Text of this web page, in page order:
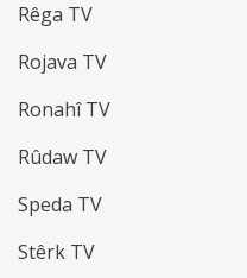
Rêga TV
Rojava TV
Ronahî TV
Rûdaw TV
Speda TV
Stêrk TV